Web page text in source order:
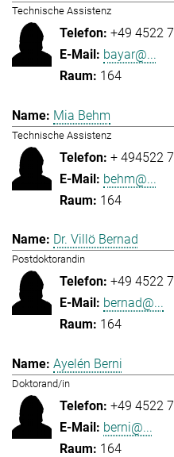
Technische Assistenz
+49 4522
bayar@...
164
Mia Behm
Technische Assistenz
+ 494522
behm@...
164
Dr. Villö Bernad
Postdoktorandin
+49 4522
bernad@...
164
Ayelén Berni
Doktorand/in
+49 4522
berni@...
164